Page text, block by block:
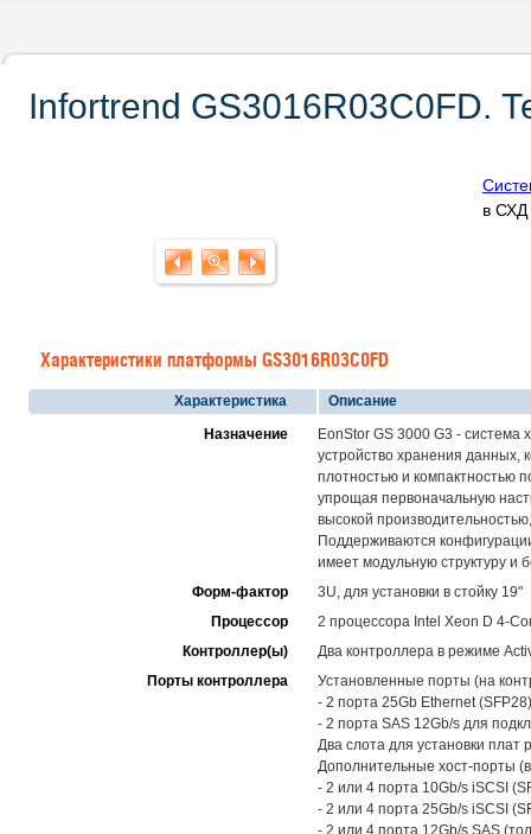
Infortrend GS3016R03C0FD.
в СХД
Характеристики платформы GS3016R03C0FD
Характеристика
Описание
Назначение
EonStor GS 3000 G3 - система
устройство хранения данных,
плотностью и компактностью
упрощая первоначальную
высокой
Поддерживаются
имеет модульную структуру и
Форм-фактор
3U, для установки в стойку 19"
Процессор
2 процессора Intel Xeon D 4-
Контроллер(ы)
Два контроллера в режиме
Порты контроллера
Установленные порты (на
- 2 порта 25Gb Ethernet
- 2 порта SAS 12Gb/s для
Два слота для установки
Дополнительные хост-порты
- 2 или 4 порта 10Gb/s iSCSI
- 2 или 4 порта 25Gb/s iSCSI
- 2 или 4 порта 12Gb/s SAS